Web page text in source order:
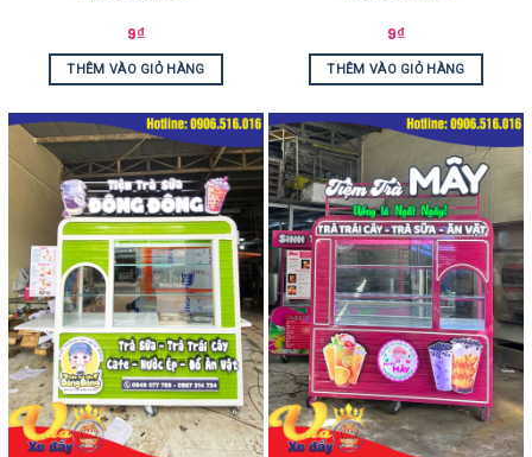
9₫
THÊM VÀO GIỎ HÀNG
9₫
THÊM VÀO GIỎ HÀNG